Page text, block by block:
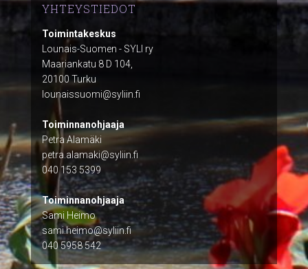
YHTEYSTIEDOT
Toimintakeskus
Lounais-Suomen - SYLI ry
Maariankatu 8 D 104,
20100 Turku
lounaissuomi@syliin.fi
Toiminnanohjaaja
Petra Alamäki
petra.alamaki@syliin.fi
040 153 5399
Toiminnanohjaaja
Sami Heimo
sami.heimo@syliin.fi
040 5958 542